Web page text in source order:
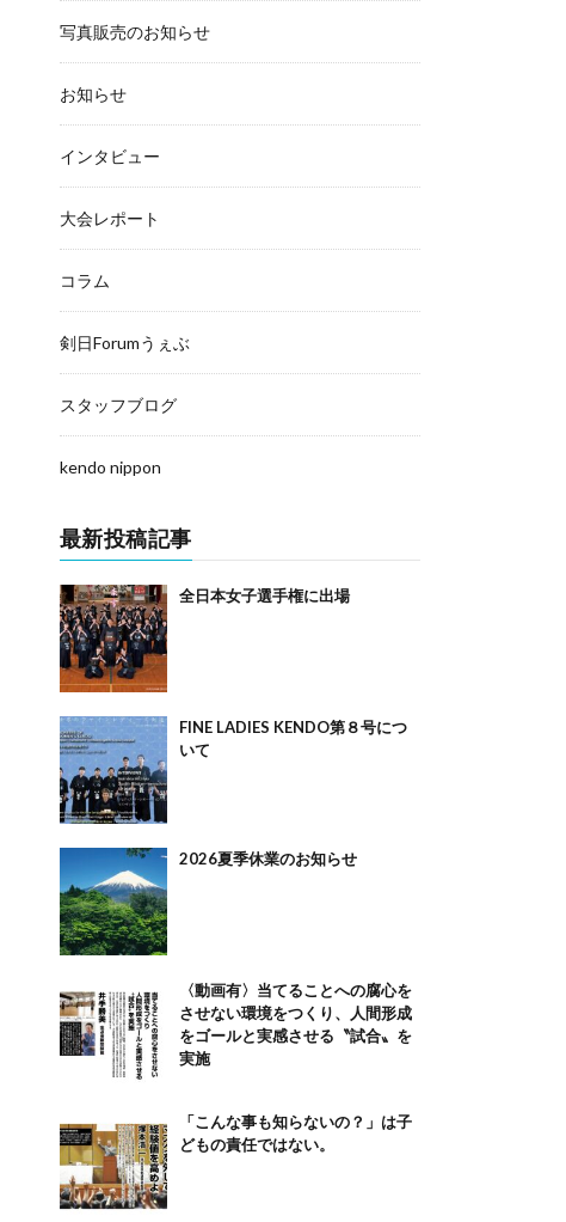
写真販売のお知らせ
お知らせ
インタビュー
大会レポート
コラム
剣日Forumうぇぶ
スタッフブログ
kendo nippon
最新投稿記事
全日本女子選手権に出場
FINE LADIES KENDO第８号につ
いて
2026夏季休業のお知らせ
〈動画有〉当てることへの腐心を
させない環境をつくり、人間形成
をゴールと実感させる〝試合〟を
実施
「こんな事も知らないの？」は子
どもの責任ではない。